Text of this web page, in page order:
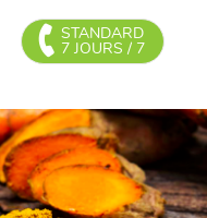
STANDARD
7 JOURS / 7